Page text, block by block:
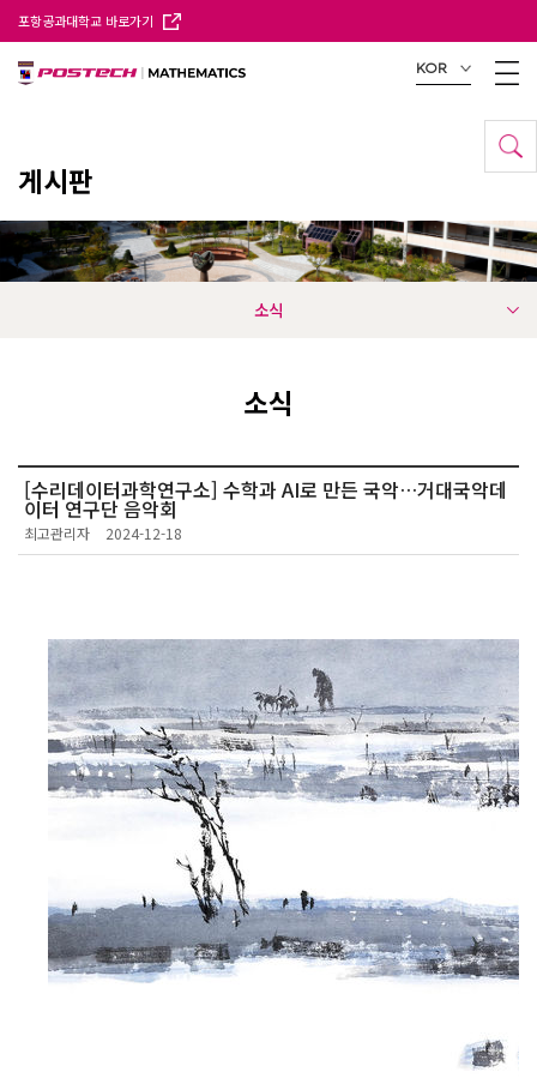
포항공과대학교 바로가기
KOR
게시판
소식
소식
[수리데이터과학연구소] 수학과 AI로 만든 국악…거대국악데
이터 연구단 음악회
최고관리자 2024-12-18